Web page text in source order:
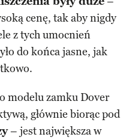
cenę, tak aby nigdy
z tych umocnień
do końca jasne, jak
modelu zamku Dover
głównie biorąc pod
– jest największa w